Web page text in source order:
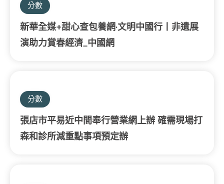
分數
新華全媒+甜心查包養網·文明中國行丨非遺展
演助力賞春經濟_中國網
分數
張店市平易近中間奉行營業網上辦 確需現場打
森和診所減重點事項預定辦